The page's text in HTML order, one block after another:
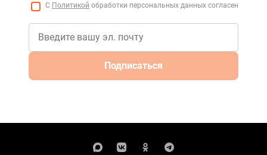
С Политикой обработки персональных данных согласен
Подписаться